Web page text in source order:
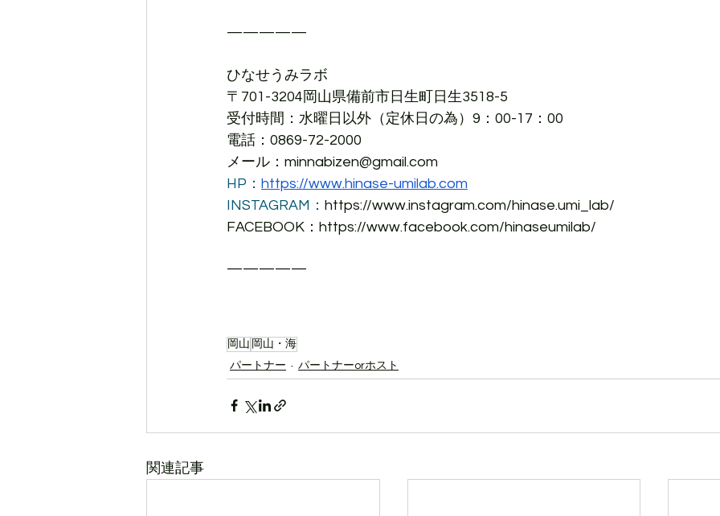
—————
ひなせうみラボ
〒701-3204岡山県備前市日生町日生3518-5
受付時間：水曜日以外（定休日の為）9：00-17：00
電話：0869-72-2000
メール：minnabizen@gmail.com
HP： https://www.hinase-umilab.com
INSTAGRAM： https://www.instagram.com/hinase.umi_lab/
FACEBOOK：https://www.facebook.com/hinaseumilab/
—————
岡山 岡山・海
パートナー
パートナーorホスト
関連記事